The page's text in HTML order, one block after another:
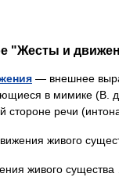
"Жесты и
— внешнее
в мимике (В.
стороне речи
живого
живого